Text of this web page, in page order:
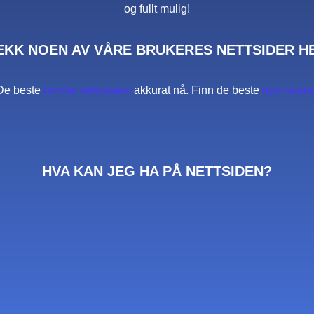
og fullt mulig!
NOEN AV VÅRE BRUKERES NETTSIDER
beste norske nettcasino akkurat nå. Finn de beste nye
HVA KAN JEG HA PÅ NETTSIDEN?